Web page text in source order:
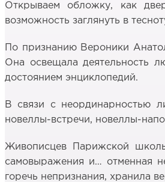
Открываем обложку, как
возможность заглянуть в
По признанию Вероники
Она освещала деятельность
достоянием энциклопедий.
В связи с неординарностью
новеллы-встречи, новеллы-
Живописцев Парижской
самовыражения и… отменная
горечь непризнания, хранила